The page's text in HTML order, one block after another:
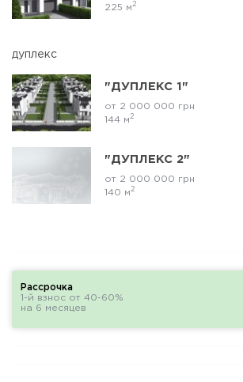
225 м 2
дуплекс
"ДУПЛЕКС 1"
от 2 000 000 грн
144 м 2
"ДУПЛЕКС 2"
от 2 000 000 грн
140 м 2
Рассрочка
1-й взнос от 40-60%
на 6 месяцев